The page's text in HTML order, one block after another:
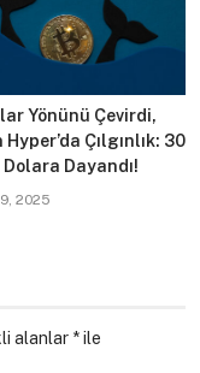
Yönünü Çevirdi,
Çılgınlık: 30
Dayandı!
2025
alanlar *ile